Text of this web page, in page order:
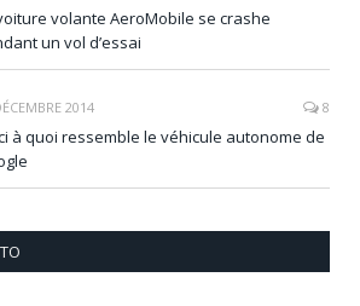
volante AeroMobile se crashe
un vol d’essai
2014 8
à quoi ressemble le véhicule autonome de